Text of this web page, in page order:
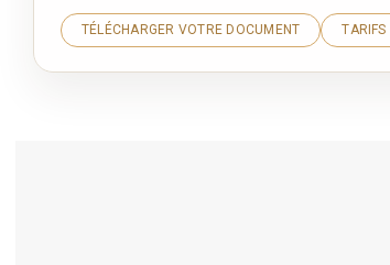
TÉLÉCHARGER VOTRE DOCUMENT TARIFS